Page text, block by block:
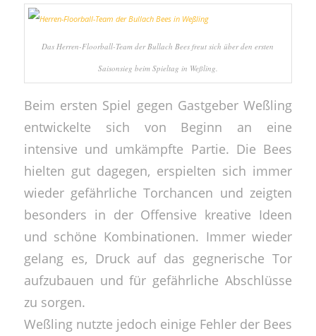
Das Herren-Floorball-Team der Bullach Bees freut sich über den ersten
Saisonsieg beim Spieltag in Weßling.
Beim ersten Spiel gegen Gastgeber Weßling
entwickelte sich von Beginn an eine
intensive und umkämpfte Partie. Die Bees
hielten gut dagegen, erspielten sich immer
wieder gefährliche Torchancen und zeigten
besonders in der Offensive kreative Ideen
und schöne Kombinationen. Immer wieder
gelang es, Druck auf das gegnerische Tor
aufzubauen und für gefährliche Abschlüsse
zu sorgen.
Weßling nutzte jedoch einige Fehler der Bees